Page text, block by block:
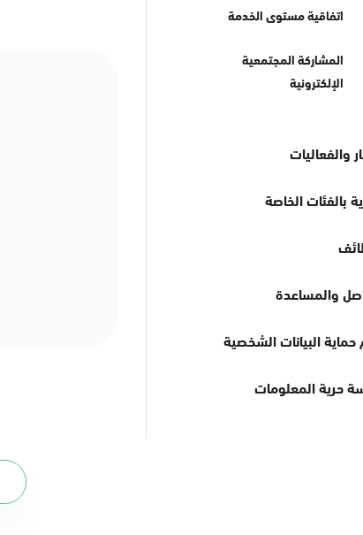
اتفاقية مستوى الخدمة
المشاركة المجتمعية
الإلكترونية
والفعاليات
بالفئات الخاصة
والمساعدة
حماية البيانات الشخصية
حرية المعلومات